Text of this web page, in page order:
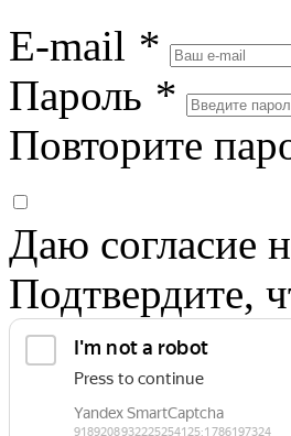
E-mail *
Пароль *
Повторите
Даю согласие
Подтвердите,